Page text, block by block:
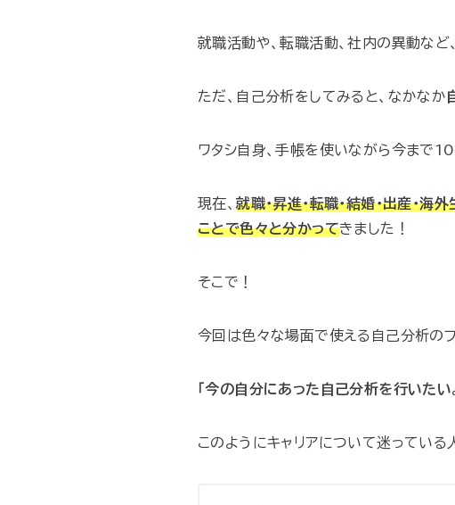
就職活動や、転職活動、社内の異動など
ただ、自己分析をしてみると、なかなか
ワタシ自身、手帳を使いながら今まで
現在、就職・昇進・転職・結婚・出産・
ことで色々と分かってきました！
そこで！
今回は色々な場面で使える自己分析の
「今の自分にあった自己分析を行いたい。